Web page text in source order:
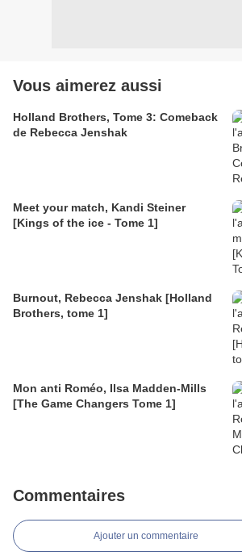
Vous aimerez aussi
Holland Brothers, Tome 3: Comeback
de Rebecca Jenshak
Meet your match, Kandi Steiner
[Kings of the ice - Tome 1]
Burnout, Rebecca Jenshak [Holland
Brothers, tome 1]
Mon anti Roméo, Ilsa Madden-Mills
[The Game Changers Tome 1]
Commentaires
Ajouter un commentaire